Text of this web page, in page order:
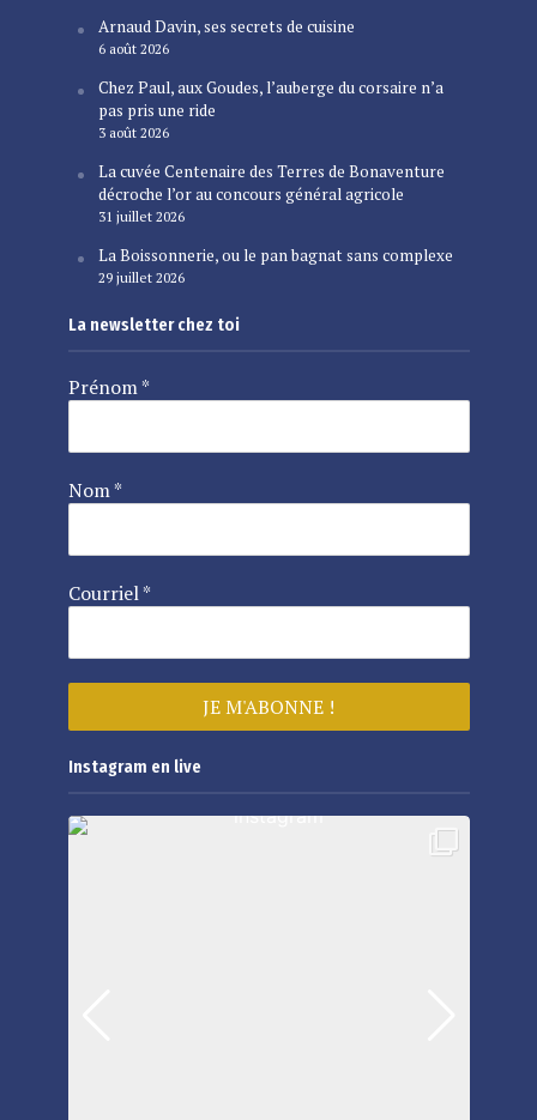
Arnaud Davin, ses secrets de cuisine
6 août 2026
Chez Paul, aux Goudes, l’auberge du corsaire n’a
pas pris une ride
3 août 2026
La cuvée Centenaire des Terres de Bonaventure
décroche l’or au concours général agricole
31 juillet 2026
La Boissonnerie, ou le pan bagnat sans complexe
29 juillet 2026
La newsletter chez toi
Prénom*
Nom*
Courriel*
Instagram en live